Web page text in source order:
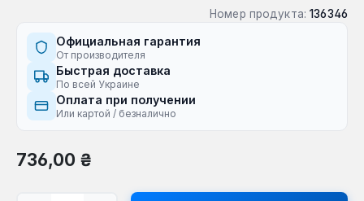
Номер продукта: 136346
Официальная гарантия
От производителя
Быстрая доставка
По всей Украине
Оплата при получении
Или картой / безналично
Обычная цена:
736,00 ₴